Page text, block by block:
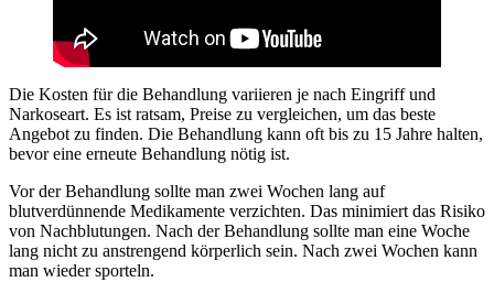
Die Kosten für die Behandlung variieren je nach Eingriff und
Narkoseart. Es ist ratsam, Preise zu vergleichen, um das beste
Angebot zu finden. Die Behandlung kann oft bis zu 15 Jahre halten,
bevor eine erneute Behandlung nötig ist.
Vor der Behandlung sollte man zwei Wochen lang auf
blutverdünnende Medikamente verzichten. Das minimiert das Risiko
von Nachblutungen. Nach der Behandlung sollte man eine Woche
lang nicht zu anstrengend körperlich sein. Nach zwei Wochen kann
man wieder sporteln.